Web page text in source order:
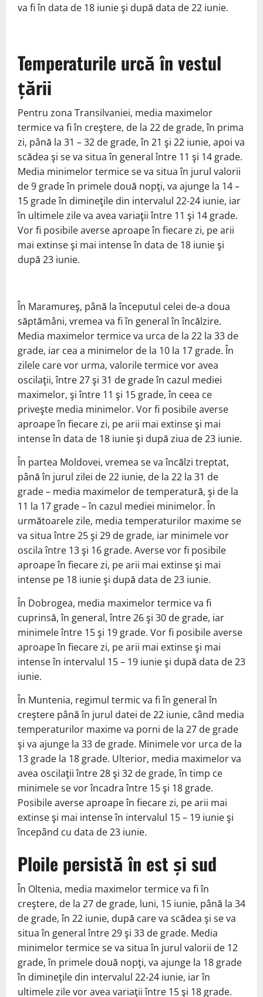
va fi în data de 18 iunie şi după data de 22 iunie.
Temperaturile urcă în vestul
țării
Pentru zona Transilvaniei, media maximelor
termice va fi în creştere, de la 22 de grade, în prima
zi, până la 31 – 32 de grade, în 21 şi 22 iunie, apoi va
scădea şi se va situa în general între 11 şi 14 grade.
Media minimelor termice se va situa în jurul valorii
de 9 grade în primele două nopţi, va ajunge la 14 –
15 grade în dimineţile din intervalul 22-24 iunie, iar
în ultimele zile va avea variaţii între 11 şi 14 grade.
Vor fi posibile averse aproape în fiecare zi, pe arii
mai extinse şi mai intense în data de 18 iunie şi
după 23 iunie.
În Maramureş, până la începutul celei de-a doua
săptămâni, vremea va fi în general în încălzire.
Media maximelor termice va urca de la 22 la 33 de
grade, iar cea a minimelor de la 10 la 17 grade. În
zilele care vor urma, valorile termice vor avea
oscilaţii, între 27 şi 31 de grade în cazul mediei
maximelor, şi între 11 şi 15 grade, în ceea ce
priveşte media minimelor. Vor fi posibile averse
aproape în fiecare zi, pe arii mai extinse şi mai
intense în data de 18 iunie şi după ziua de 23 iunie.
În partea Moldovei, vremea se va încălzi treptat,
până în jurul zilei de 22 iunie, de la 22 la 31 de
grade – media maximelor de temperatură, şi de la
11 la 17 grade – în cazul mediei minimelor. În
următoarele zile, media temperaturilor maxime se
va situa între 25 şi 29 de grade, iar minimele vor
oscila între 13 şi 16 grade. Averse vor fi posibile
aproape în fiecare zi, pe arii mai extinse şi mai
intense pe 18 iunie şi după data de 23 iunie.
În Dobrogea, media maximelor termice va fi
cuprinsă, în general, între 26 şi 30 de grade, iar
minimele între 15 şi 19 grade. Vor fi posibile averse
aproape în fiecare zi, pe arii mai extinse şi mai
intense în intervalul 15 – 19 iunie şi după data de 23
iunie.
În Muntenia, regimul termic va fi în general în
creştere până în jurul datei de 22 iunie, când media
temperaturilor maxime va porni de la 27 de grade
şi va ajunge la 33 de grade. Minimele vor urca de la
13 grade la 18 grade. Ulterior, media maximelor va
avea oscilaţii între 28 şi 32 de grade, în timp ce
minimele se vor încadra între 15 şi 18 grade.
Posibile averse aproape în fiecare zi, pe arii mai
extinse şi mai intense în intervalul 15 – 19 iunie şi
începând cu data de 23 iunie.
Ploile persistă în est și sud
În Oltenia, media maximelor termice va fi în
creştere, de la 27 de grade, luni, 15 iunie, până la 34
de grade, în 22 iunie, după care va scădea şi se va
situa în general între 29 şi 33 de grade. Media
minimelor termice se va situa în jurul valorii de 12
grade, în primele două nopţi, va ajunge la 18 grade
în dimineţile din intervalul 22-24 iunie, iar în
ultimele zile vor avea variaţii între 15 şi 18 grade.